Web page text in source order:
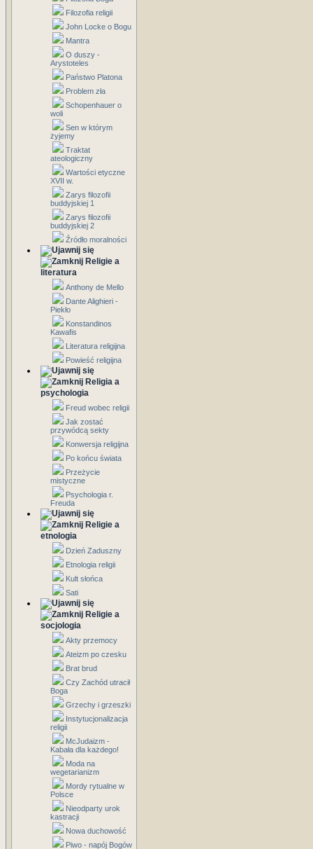
Filozofia religii
John Locke o Bogu
Mantra
O duszy -
Arystoteles
Państwo Platona
Problem zła
Schopenhauer o
woli
Sen w którym
żyjemy
Traktat
ateologiczny
Wartości etyczne
XVII w.
Zarys filozofii
buddyjskiej 1
Zarys filozofii
buddyjskiej 2
Źródło moralności
Religie a
literatura
Anthony de Mello
Dante Alighieri -
Piekło
Konstandinos
Kawafis
Literatura religijna
Powieść religijna
Religia a
psychologia
Freud wobec religii
Jak zostać
przywódcą sekty
Konwersja religijna
Po końcu świata
Przeżycie
mistyczne
Psychologia r.
Freuda
Religie a
etnologia
Dzień Zaduszny
Etnologia religii
Kult słońca
Sati
Religie a
socjologia
Akty przemocy
Ateizm po czesku
Brat brud
Czy Zachód utracił
Boga
Grzechy i grzeszki
Instytucjonalizacja
religii
McJudaizm -
Kabała dla każdego!
Moda na
wegetarianizm
Mordy rytualne w
Polsce
Nieodparty urok
kastracji
Nowa duchowość
Piwo - napój Bogów